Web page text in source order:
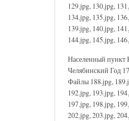
129.jpg, 130.jpg,
134.jpg, 135.jpg,
139.jpg, 140.jpg,
144.jpg, 145.jpg,
Населенный пункт
Челябинский Год
Файлы 188.jpg,
192.jpg, 193.jpg,
197.jpg, 198.jpg,
202.jpg, 203.jpg,